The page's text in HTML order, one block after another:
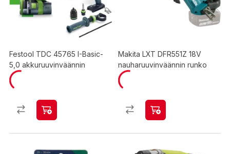
Festool TDC 45765 I-Basic-
5,0 akkuruuvinväännin
Makita LXT DFR551Z 18V
nauharuuvinväännin runko